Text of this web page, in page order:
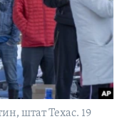
штат Техас. 19